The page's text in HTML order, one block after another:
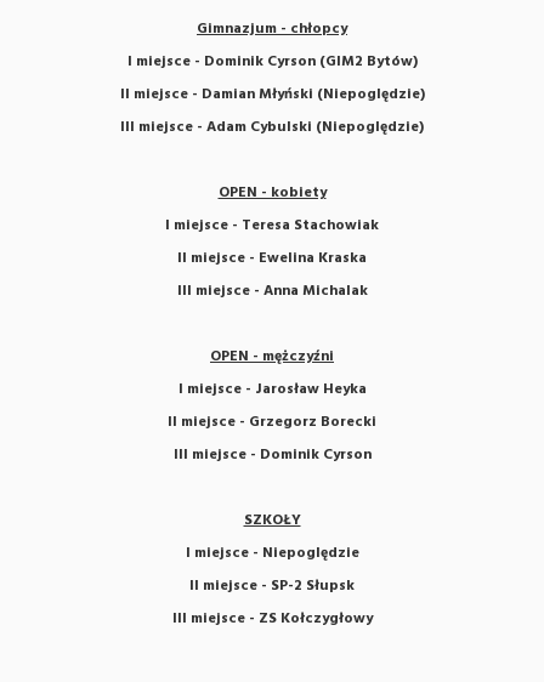
Gimnazjum - chłopcy
I miejsce - Dominik Cyrson (GIM2 Bytów)
II miejsce - Damian Młyński (Niepoględzie)
III miejsce - Adam Cybulski (Niepoględzie)
OPEN - kobiety
I miejsce - Teresa Stachowiak
II miejsce - Ewelina Kraska
III miejsce - Anna Michalak
OPEN - mężczyźni
I miejsce - Jarosław Heyka
II miejsce - Grzegorz Borecki
III miejsce - Dominik Cyrson
SZKOŁY
I miejsce - Niepoględzie
II miejsce - SP-2 Słupsk
III miejsce - ZS Kołczygłowy